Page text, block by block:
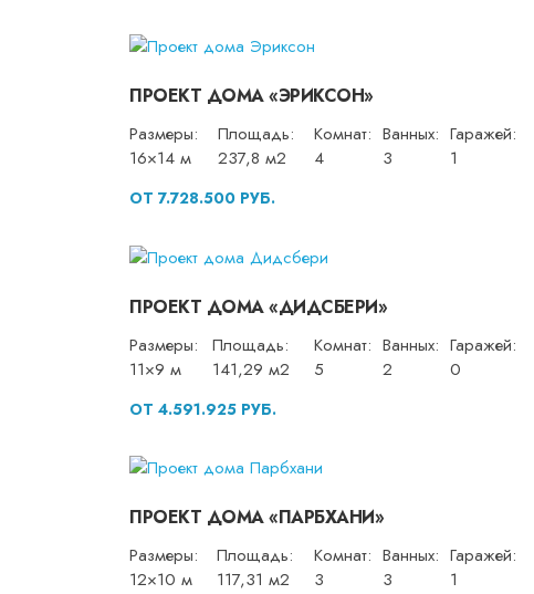
ПРОЕКТ ДОМА «ЭРИКСОН»
Размеры:
16×14 м
Площадь:
237,8 м2
Комнат:
4
Ванных:
3
Гаражей:
1
ОТ 7.728.500 РУБ.
ПРОЕКТ ДОМА «ДИДСБЕРИ»
Размеры:
11×9 м
Площадь:
141,29 м2
Комнат:
5
Ванных:
2
Гаражей:
0
ОТ 4.591.925 РУБ.
ПРОЕКТ ДОМА «ПАРБХАНИ»
Размеры:
12×10 м
Площадь:
117,31 м2
Комнат:
3
Ванных:
3
Гаражей:
1